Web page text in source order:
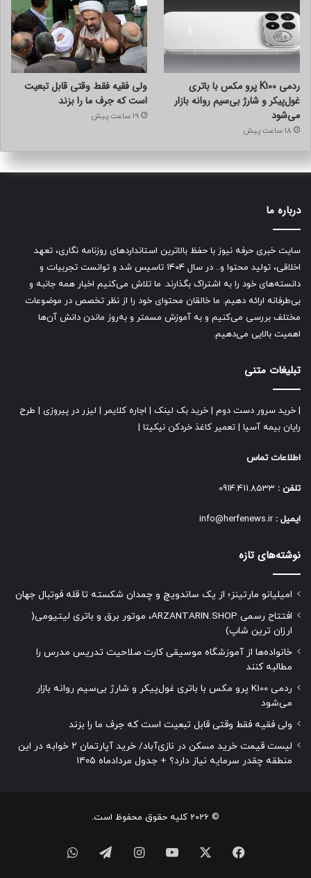
ردمی K100 پرو مکس با باتری
غول‌پیکر و شارژ بی‌سیم روانه بازار
می‌شود
18 ساعت پیش
ولی فقیه فقط وقتی قابل تبعیت
است که جرف ما را بزند
19 ساعت پیش
درباره ما
سایت خبری حرفه نیوز با حفظ بالاترین استانداردهای روزنامه نگاری، تعهد
اخلاقی، تولید محتوا و.. در سال ۱۴۰۴ تاسیس شد و توانست تجربیات و
دانسته‌های خود را به اشتراک بگذارند. ما تلاش می‌کنیم اخبار همه جانبه و
بی‌طرفانه ارائه دهیم. ما خالقان محتوای خود را از نظر تخصص در موضوعات
مختلف بررسی می‌کنیم و به آموزش مسمتر و به‌روز ماندن دانش آن‌ها
اهمیت بالایی می‌دهیم.
تبلیغات متنی
خرید سرور دست دوم خرید بک لینک اجاره کلایمر لیزر در پیروزی
طرح
رایان بیمه آسیا
تعمیر کاغذ خردکن نیکیتا
اطلاعات تماس
تلفن :
ایمیل : info@herfenews.ir
نوشته‌های تازه
امیلیانو مارتینز؛ از یک ساندویچ و چمدان شکسته تا قله فوتبال جهان
افتتاح رسمی ARZANTARIN.SHOP، موتور برق و باتری لیتیومی(
ارزان ترین شاپ)
خانواده‌ها از آموزشگاه موسیقی کارت صلاحیت تدریس مدرس را
مطالبه کنند
ردمی K100 پرو مکس با باتری غول‌پیکر و شارژ بی‌سیم روانه بازار
می‌شود
ولی فقیه فقط وقتی قابل تبعیت است که جرف ما را بزند
لیست قیمت خرید مسکن در نازی‌آباد/ خرید آپارتمان ۲ خوابه در این
منطقه چقدر سرمایه نیاز دارد؟ + جدول مردادماه ۱۴۰۵
© 2026 کلیه حقوق محفوظ است.
فیسبوک ایکس یوتیوب اینستاگرامتلگرام